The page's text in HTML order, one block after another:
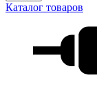
Каталог товаров